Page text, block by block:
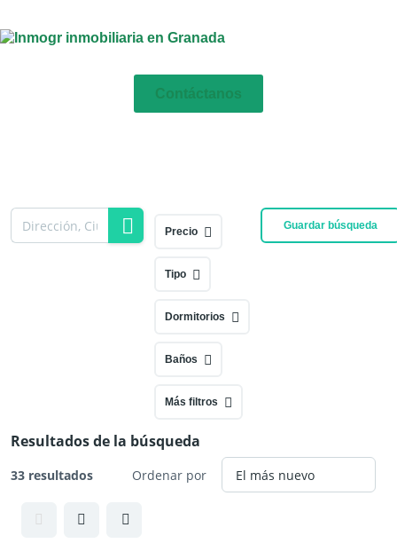
Contáctanos
Guardar búsqueda
Precio
Tipo
Dormitorios
Baños
Más filtros
Resultados de la búsqueda
33 resultados Ordenar por